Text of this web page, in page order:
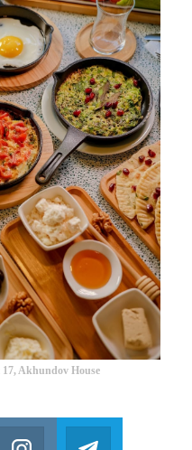
Akhundov House
Youtube Instagram